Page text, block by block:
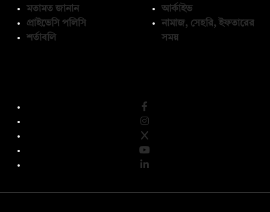
মতামত জানান
প্রাইভেসি পলিসি
শর্তাবলি
আর্কাইভ
নামাজ, সেহরি, ইফতারের
সময়